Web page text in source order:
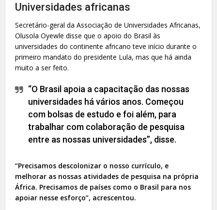
Universidades africanas
Secretário-geral da Associação de Universidades Africanas,
Olusola Oyewle disse que o apoio do Brasil às
universidades do continente africano teve início durante o
primeiro mandato do presidente Lula, mas que há ainda
muito a ser feito.
“O Brasil apoia a capacitação das nossas
universidades há vários anos. Começou
com bolsas de estudo e foi além, para
trabalhar com colaboração de pesquisa
entre as nossas universidades”, disse.
“Precisamos descolonizar o nosso currículo, e
melhorar as nossas atividades de pesquisa na própria
África. Precisamos de países como o Brasil para nos
apoiar nesse esforço”, acrescentou.